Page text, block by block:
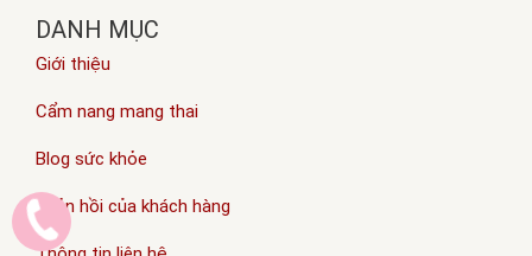
DANH MỤC
Giới thiệu
Cẩm nang mang thai
Blog sức khỏe
Phản hồi của khách hàng